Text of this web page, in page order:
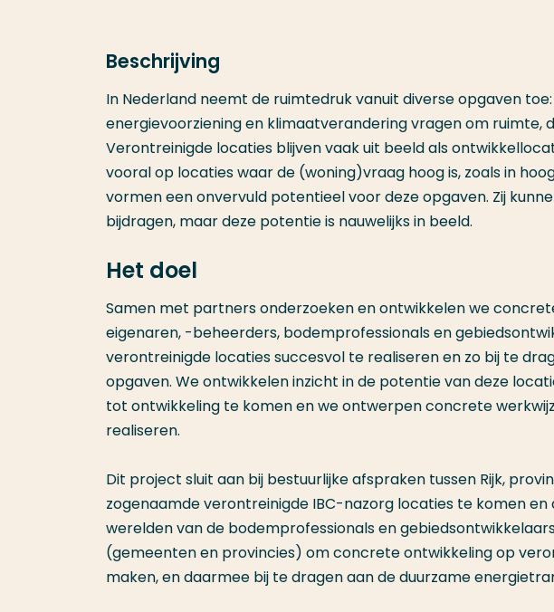
Beschrijving
In Nederland neemt de ruimtedruk vanuit diverse opgaven
energievoorziening en klimaatverandering vragen om ruimte,
Verontreinigde locaties blijven vaak uit beeld als
vooral op locaties waar de (woning)vraag hoog is, zoals in
vormen een onvervuld potentieel voor deze opgaven. Zij
bijdragen, maar deze potentie is nauwelijks in beeld.
Het doel
Samen met partners onderzoeken en ontwikkelen we
eigenaren, -beheerders, bodemprofessionals en
verontreinigde locaties succesvol te realiseren en zo bij te
opgaven. We ontwikkelen inzicht in de potentie van deze
tot ontwikkeling te komen en we ontwerpen concrete
realiseren.
Dit project sluit aan bij bestuurlijke afspraken tussen Rijk,
zogenaamde verontreinigde IBC-nazorg locaties te komen
werelden van de bodemprofessionals en
(gemeenten en provincies) om concrete ontwikkeling op
maken, en daarmee bij te dragen aan de duurzame